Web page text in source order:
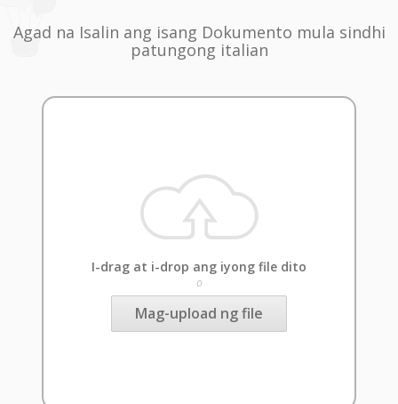
Agad na Isalin ang isang Dokumento mula sindhi
patungong italian
I-drag at i-drop ang iyong file dito
o
Mag-upload ng file